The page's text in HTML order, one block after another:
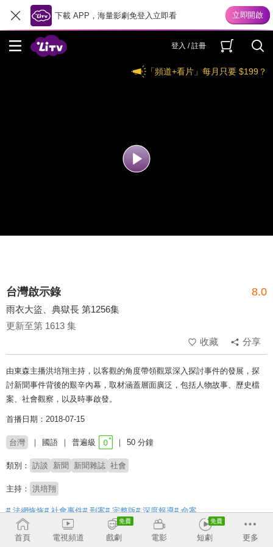
下載 APP，海量影劇免登入立即看
登入 / 註冊
「頻道+看片」每月只要 $199？
台灣啟示錄 8.0
雨衣大盜、典獄長 第1256集
更新至第 1613 集
收藏
分享
由東森主播洪培翔主持，以客觀的角度帶領觀眾深入探討事件的發展，探
討新聞事件背後的艱辛內幕，取材涵蓋層面廣泛，包括人物故事、歷史檔
案、社會觀察，以及時事啟發。
首播日期：2018-07-15
台灣 國語 普遍級 50 分鐘
類別： 訪談 新聞 新聞雜誌 社會
主持： 洪培翔
# 法網恢恢# 社會事件# 刑案# 完整版# 深度報導# 命案
首頁 電視頻道 戲劇 電影 短劇 更多